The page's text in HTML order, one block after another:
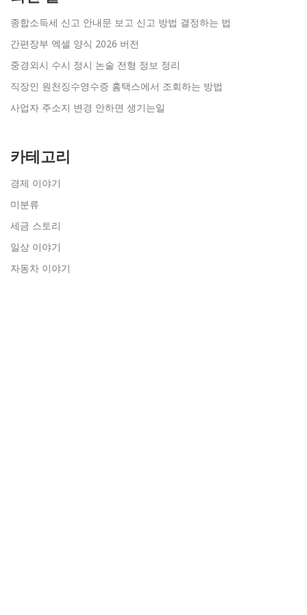
종합소득세 신고 안내문 보고 신고 방법 결정하는 법
간편장부 엑셀 양식 2026 버전
중경외시 수시 정시 논술 전형 정보 정리
직장인 원천징수영수증 홈택스에서 조회하는 방법
사업자 주소지 변경 안하면 생기는일
카테고리
경제 이야기
미분류
세금 스토리
일상 이야기
자동차 이야기